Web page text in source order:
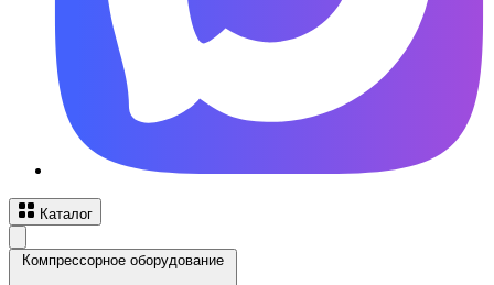
Каталог
Компрессорное оборудование